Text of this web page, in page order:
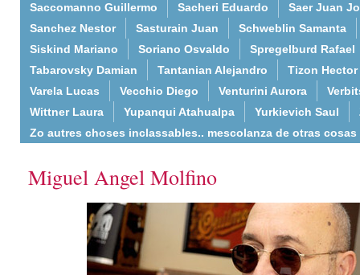
Saccomanno Guillermo
Sacheri Eduardo
Saer Juan
Sanchez Nestor
Sasturain Juan
Schweblin Samanta
Siskind Mariano
Soriano Osvaldo
Spregelburd Rafael
Tabarovsky Damian
Tantanian Alejandro
Tizon Hector
Varela Lucas
Vecchio Diego Venturini Aurora
Wittner Laura
Yupanqui Atahualpa Yurkievich Saul
Zo autres choses inclassables.. mescolanza de otras cosas
Miguel Angel Molfino